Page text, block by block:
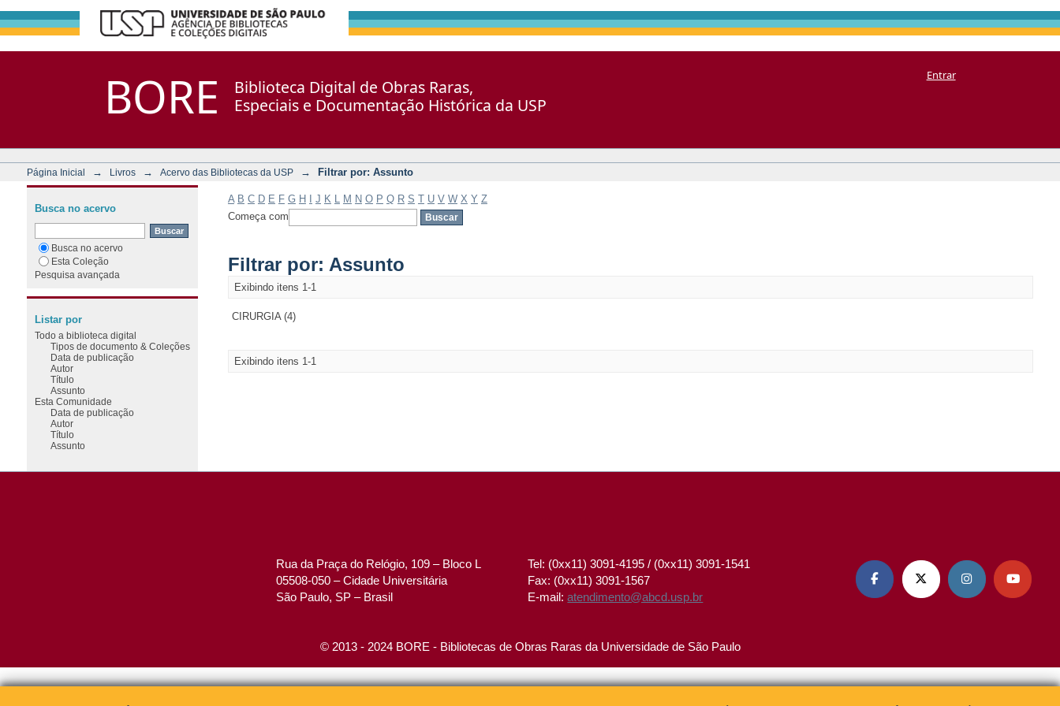
BORE
Biblioteca Digital de Obras Raras,
Especiais e Documentação Histórica da USP
Entrar
Página Inicial → Livros → Acervo das Bibliotecas da USP → Filtrar por: Assunto
A B C D E F G H J K M N O P Q R S T U V W X Y Z
Começa com
Filtrar por: Assunto
Exibindo itens 1-1
CIRURGIA (4)
Exibindo itens 1-1
Busca no acervo
Busca no acervo
Esta Coleção
Pesquisa avançada
Listar por
Todo a biblioteca digital
Tipos de documento & Coleções
Data de publicação
Autor
Título
Assunto
Esta Comunidade
Data de publicação
Autor
Título
Assunto
Rua da Praça do Relógio, 109 – Bloco L
05508-050 – Cidade Universitária
São Paulo, SP – Brasil
Tel: (0xx11) 3091-4195 / (0xx11) 3091-1541
Fax: (0xx11) 3091-1567
E-mail:atendimento@abcd.usp.br
   
© 2013 - 2024 BORE - Bibliotecas de Obras Raras da Universidade de São Paulo